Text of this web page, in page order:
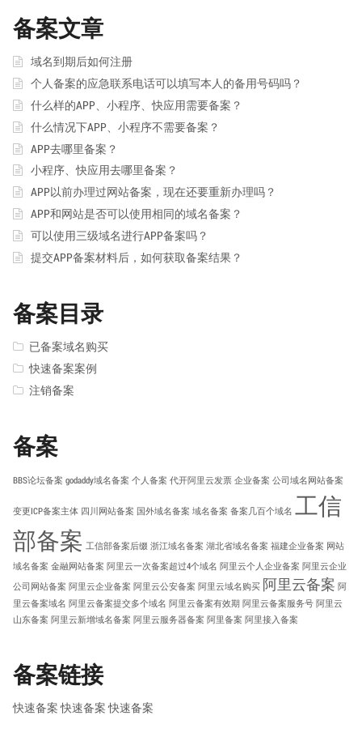
备案文章
域名到期后如何注册
个人备案的应急联系电话可以填写本人的备用号码吗？
什么样的APP、小程序、快应用需要备案？
什么情况下APP、小程序不需要备案？
APP去哪里备案？
小程序、快应用去哪里备案？
APP以前办理过网站备案，现在还要重新办理吗？
APP和网站是否可以使用相同的域名备案？
可以使用三级域名进行APP备案吗？
提交APP备案材料后，如何获取备案结果？
备案目录
已备案域名购买
快速备案案例
注销备案
备案
BBS论坛备案 godaddy域名备案 个人备案 代开阿里云发票 企业备案 公司域名网站备案
变更ICP备案主体 四川网站备案 国外域名备案 域名备案 备案几百个域名 工信
部备案 工信部备案后缀 浙江域名备案 湖北省域名备案 福建企业备案 网站
域名备案 金融网站备案 阿里云一次备案超过4个域名 阿里云个人企业备案 阿里云企业
公司网站备案 阿里云企业备案 阿里云公安备案 阿里云域名购买 阿里云备案 阿
里云备案域名 阿里云备案提交多个域名 阿里云备案有效期 阿里云备案服务号 阿里云
山东备案 阿里云新增域名备案 阿里云服务器备案 阿里备案 阿里接入备案
备案链接
快速备案 快速备案 快速备案